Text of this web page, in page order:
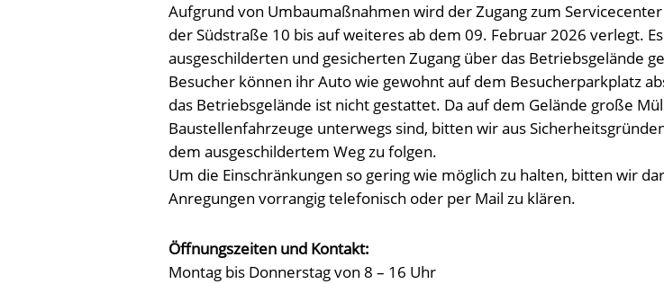
Aufgrund von Umbaumaßnahmen wird der Zugang zum
der Südstraße 10 bis auf weiteres ab dem 09. Februar 2026 verlegt.
ausgeschilderten und gesicherten Zugang über das Betriebsgelände
Besucher können ihr Auto wie gewohnt auf dem Besucherparkplatz
das Betriebsgelände ist nicht gestattet. Da auf dem Gelände große
Baustellenfahrzeuge unterwegs sind, bitten wir aus
dem ausgeschildertem Weg zu folgen.
Um die Einschränkungen so gering wie möglich zu halten, bitten wir
Anregungen vorrangig telefonisch oder per Mail zu klären.
Öffnungszeiten und Kontakt:
Montag bis Donnerstag von 8 – 16 Uhr